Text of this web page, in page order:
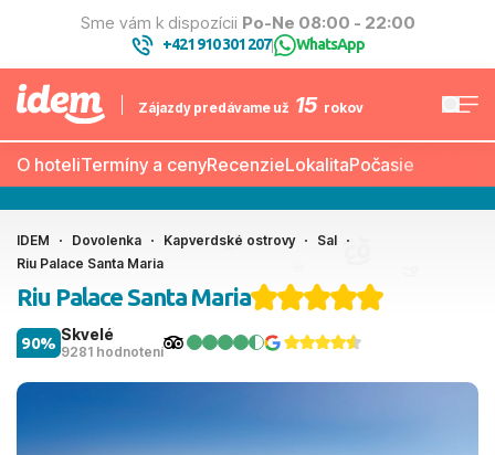
Sme vám k dispozícii Po-Ne 08:00 - 22:00
+421 910 301 207| WhatsApp
Zájazdy predávame už 15 rokov
O hoteliTermíny a cenyRecenzieLokalitaPočasie
IDEM Dovolenka Kapverdské ostrovy
Sal
Riu Palace Santa Maria
Riu Palace Santa Maria
Skvelé
9281 hodnotení
90%